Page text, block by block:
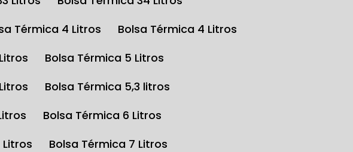
Térmica 4 Litros
Bolsa Térmica 4 Litros
Bolsa Térmica 5 Litros
Bolsa Térmica 5,3 litros
Bolsa Térmica 6 Litros
Litros
Bolsa Térmica 7 Litros